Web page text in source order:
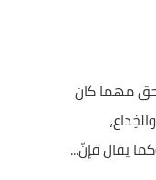
مهما كان
يقال فإنّ...